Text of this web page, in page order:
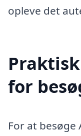
opleve det
for
For at besøge